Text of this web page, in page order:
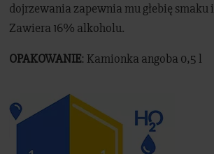
dojrzewania zapewnia mu głebię smaku
Zawiera 16% alkoholu.
OPAKOWANIE: Kamionka angoba 0,5 l